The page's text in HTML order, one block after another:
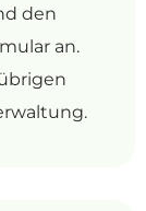
den
an.